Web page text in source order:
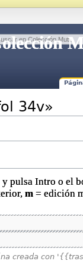
34v»
pulsa Intro o el
m= edición
creada con